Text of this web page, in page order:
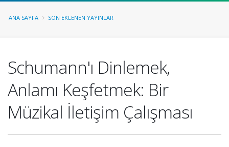
ANA SAYFA SON EKLENEN YAYINLAR
Schumann'ı Dinlemek,
Anlamı Keşfetmek: Bir
Müzikal İletişim Çalışması